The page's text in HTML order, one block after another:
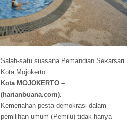
Salah-satu suasana Pemandian Sekarsari
Kota Mojokerto.
Kota MOJOKERTO –
(harianbuana.com).
Kemeriahan pesta demokrasi dalam
pemilihan umum (Pemilu) tidak hanya